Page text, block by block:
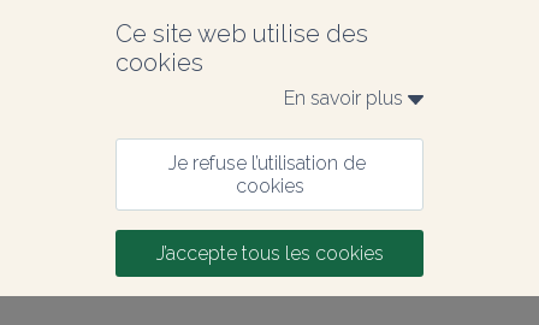
Ce site web utilise des
cookies
En savoir plus
Je refuse l’utilisation de
cookies
J’accepte tous les cookies